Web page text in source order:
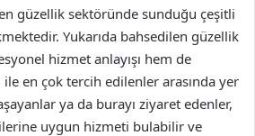
güzellik sektöründe sunduğu çeşitli
Yukarıda bahsedilen güzellik
hizmet anlayışı hem de
en çok tercih edilenler arasında yer
ya da burayı ziyaret edenler,
uygun hizmeti bulabilir ve